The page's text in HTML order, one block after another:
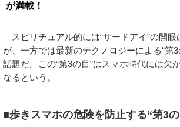
が満載！
スピリチュアル的には“サードアイ”の開眼
が、一方では最新のテクノロジーによる“第
話題だ。この“第3の目”はスマホ時代には欠
なるという。
■歩きスマホの危険を防止する“第3